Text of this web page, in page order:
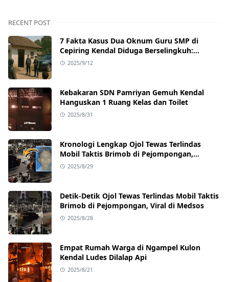
RECENT POST
7 Fakta Kasus Dua Oknum Guru SMP di
Cepiring Kendal Diduga Berselingkuh:
Kronologi, Pengakuan, hingga Sanksi
2025/9/12
Kebakaran SDN Pamriyan Gemuh Kendal
Hanguskan 1 Ruang Kelas dan Toilet
2025/8/31
Kronologi Lengkap Ojol Tewas Terlindas
Mobil Taktis Brimob di Pejompongan,
Ternyata Sedang Antar Orderan
2025/8/29
Detik-Detik Ojol Tewas Terlindas Mobil Taktis
Brimob di Pejompongan, Viral di Medsos
2025/8/28
Empat Rumah Warga di Ngampel Kulon
Kendal Ludes Dilalap Api
2025/8/21